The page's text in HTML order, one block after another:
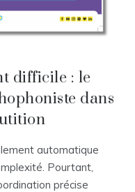
difficile : le
dans
automatique
Pourtant,
précise